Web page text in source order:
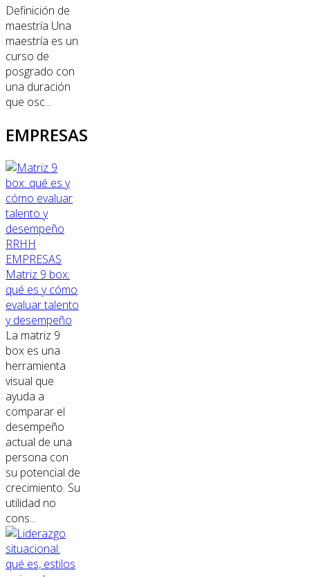
Definición de
maestría Una
maestría es un
curso de
posgrado con
una duración
que osc...
EMPRESAS
RRHH
EMPRESAS
Matriz 9 box:
qué es y cómo
evaluar talento
y desempeño
La matriz 9
box es una
herramienta
visual que
ayuda a
comparar el
desempeño
actual de una
persona con
su potencial de
crecimiento. Su
utilidad no
cons...